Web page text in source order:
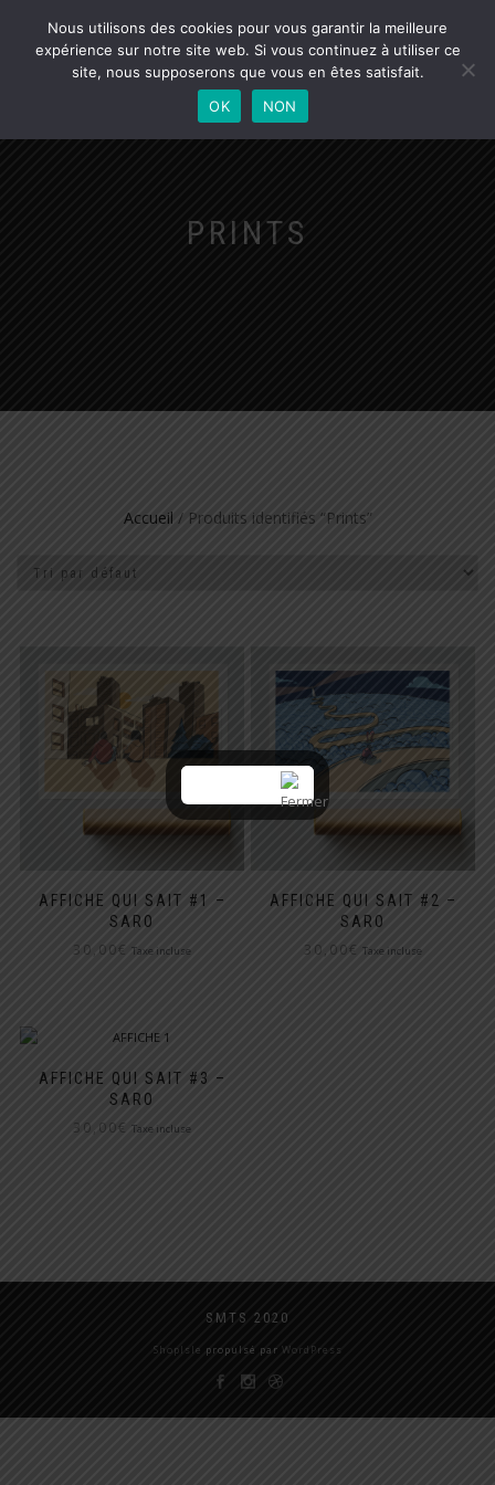
SMTS
BOUTIQUE OFFICIELLE
DÉPLIER
NAVIGATION
PRINTS
Accueil / Produits identifiés “Prints”
AFFICHE QUI SAIT #1 –
SARO
30,00€ Taxe incluse
AFFICHE QUI SAIT #2 –
SARO
30,00€ Taxe incluse
AFFICHE QUI SAIT #3 –
SARO
30,00€ Taxe incluse
SMTS 2020
ShopIsle propulsé par WordPress
Nous utilisons des cookies pour vous garantir la meilleure
expérience sur notre site web. Si vous continuez à utiliser ce
site, nous supposerons que vous en êtes satisfait.
OK
NON